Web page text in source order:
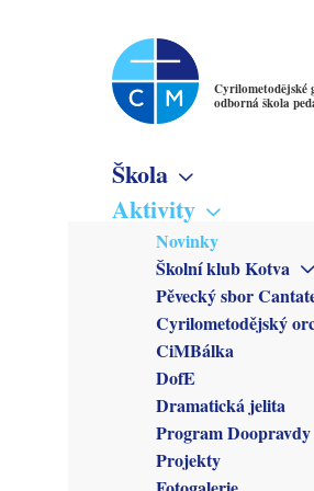
Cyrilometodějské
odborná škola
Škola
Virtuální prohlídka
Školné
Denní studium
Večerní studium
Poslání školy
Studijní obory
Gymnázium
Pedagogické
pedagogika
Předmětové sekce
Český jazyk
Anglický jazyk
Německý jazyk
Francouzský
Latina
Zřizovatel
Školská rada
Rada školy
CM Parlament
Společenství přátel
Aktivity
Novinky
Školní klub Kotva
Obecné
Členové
Kroužky
Co se stalo
Pěvecký sbor
Cyrilometodějský
CiMBálka
DofE
Dramatická jelita
Program Doopravdy
Projekty